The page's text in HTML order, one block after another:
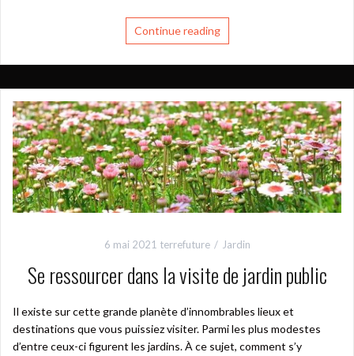
Continue reading
6 mai 2021 terrefuture Jardin
Se ressourcer dans la visite de jardin public
Il existe sur cette grande planète d’innombrables lieux et
destinations que vous puissiez visiter. Parmi les plus modestes
d’entre ceux-ci figurent les jardins. À ce sujet, comment s’y